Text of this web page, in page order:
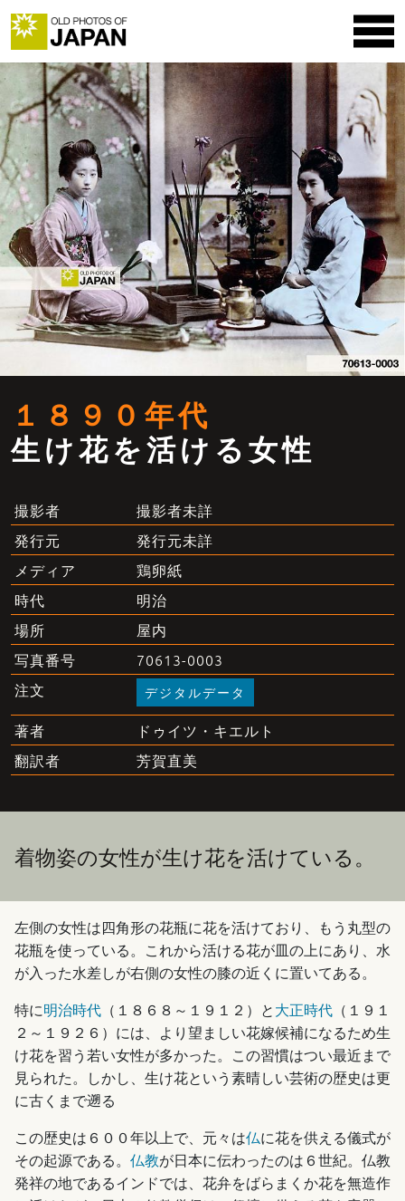
１８９０年代
生け花を活ける女性
撮影者 撮影者未詳
発行元 発行元未詳
メディア 鶏卵紙
時代 明治
場所 屋内
写真番号 70613-0003
注文 デジタルデータ
著者 ドゥイツ・キエルト
翻訳者 芳賀直美
着物姿の女性が生け花を活けている。
左側の女性は四角形の花瓶に花を活けており、もう丸型の
花瓶を使っている。これから活ける花が皿の上にあり、水
が入った水差しが右側の女性の膝の近くに置いてある。
特に明治時代 （１８６８～１９１２）と大正時代 （１９１
２～１９２６）には、より望ましい花嫁候補になるため生
け花を習う若い女性が多かった。この習慣はつい最近まで
見られた。しかし、生け花という素晴しい芸術の歴史は更
に古くまで遡る
この歴史は６００年以上で、元々は仏に花を供える儀式が
その起源である。 仏教が日本に伝わったのは６世紀。仏教
発祥の地であるインドでは、花弁をばらまくか花を無造作